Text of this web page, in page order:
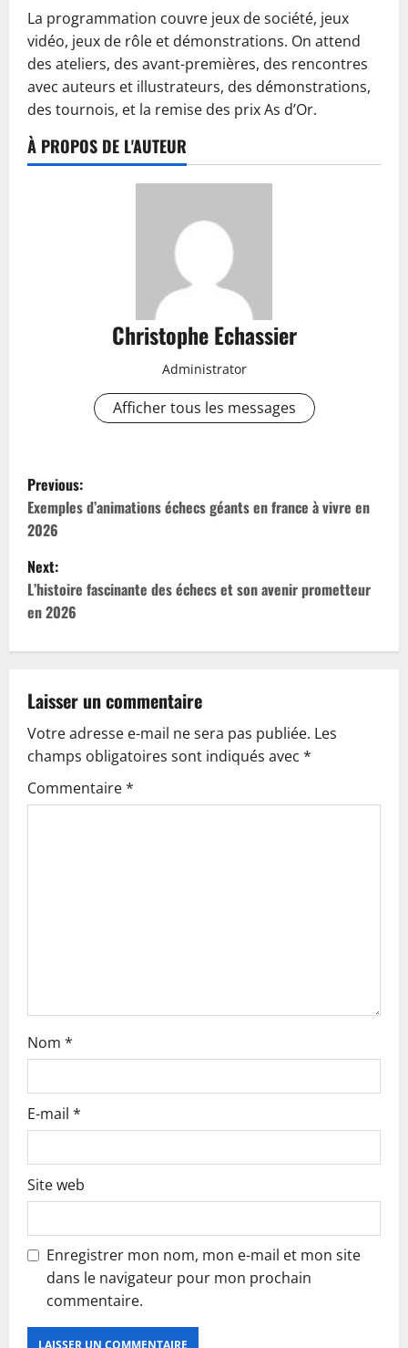
La programmation couvre jeux de société, jeux
vidéo, jeux de rôle et démonstrations. On attend
des ateliers, des avant-premières, des rencontres
avec auteurs et illustrateurs, des démonstrations,
des tournois, et la remise des prix As d’Or.
À PROPOS DE L'AUTEUR
Christophe Echassier
Administrator
Afficher tous les messages
P
o
s
t
n
v
i
g
Previous:
Exemples d’animations échecs géants en france à vivre en
2026
Next:
L’histoire fascinante des échecs et son avenir prometteur
en 2026
Laisser un commentaire
Votre adresse e-mail ne sera pas publiée. Les
champs obligatoires sont indiqués avec *
Commentaire*
Nom *
E-mail *
Site web
Enregistrer mon nom, mon e-mail et mon site
dans le navigateur pour mon prochain
commentaire.